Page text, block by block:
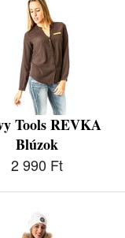
Tools REVKA
Blúzok
2 990 Ft